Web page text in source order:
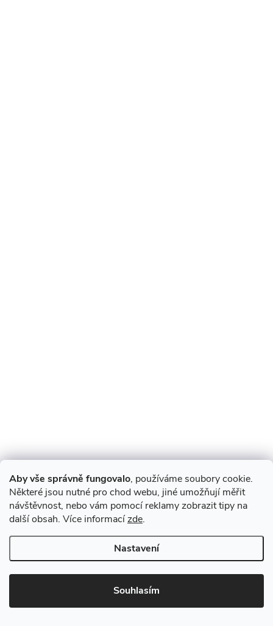
Aby vše správně fungovalo, používáme soubory cookie.
Některé jsou nutné pro chod webu, jiné umožňují měřit
návštěvnost, nebo vám pomocí reklamy zobrazit tipy na
další obsah. Více informacízde.
Nastavení
Souhlasím
Z
p
a